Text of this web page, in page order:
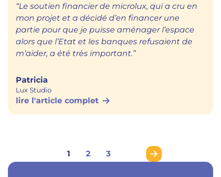
“Le soutien financier de microlux, qui a cru en
mon projet et a décidé d’en financer une
partie pour que je puisse aménager l’espace
alors que l’Etat et les banques refusaient de
m’aider, a été très important.”
Patricia
Lux Studio
lire l'article complet
1 2 3